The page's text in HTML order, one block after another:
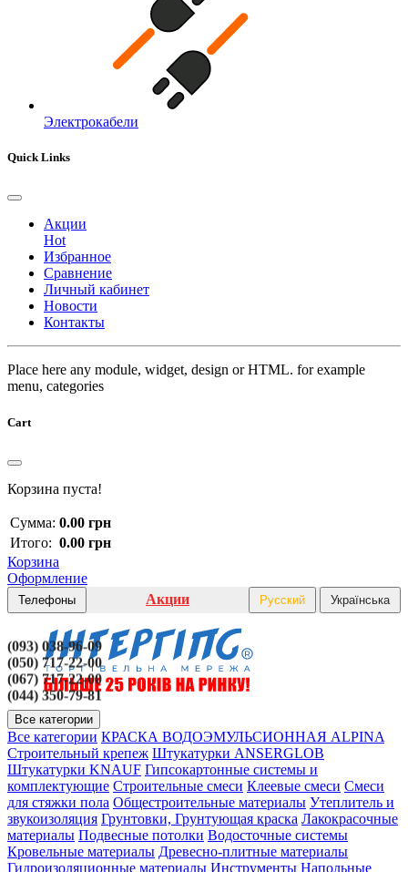
Электрокабели
Quick Links
Акции
Hot
Избранное
Сравнение
Личный кабинет
Новости
Контакты
Place here any module, widget, design or HTML. for example
menu, categories
Cart
Корзина пуста!
Сумма: 0.00 грн
Итого: 0.00 грн
Корзина
Оформление
Телефоны
(093) 038-96-09
(050) 717-22-00
(067) 717-22-00
(044) 350-79-81
Акции Русский Українська
Все категории
Все категории КРАСКА ВОДОЭМУЛЬСИОННАЯ ALPINA
Строительный крепеж Штукатурки ANSERGLOB
Штукатурки KNAUF Гипсокартонные системы и
комплектующие Строительные смеси Клеевые смеси Смеси
для стяжки пола Общестроительные материалы Утеплитель и
звукоизоляция Грунтовки, Грунтующая краска Лакокрасочные
материалы Подвесные потолки Водосточные системы
Кровельные материалы Древесно-плитные материалы
Гидроизоляционные материалы Инструменты Напольные